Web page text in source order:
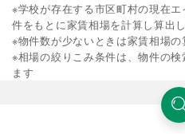
※学校が存在する市区町村の現在
件をもとに家賃相場を計算し算出し
※物件数が少ないときは家賃相場
※相場の絞りこみ条件は、物件の
ます